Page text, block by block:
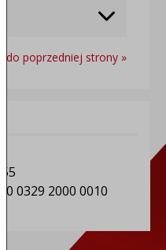
do poprzedniej strony »
0329 2000 0010